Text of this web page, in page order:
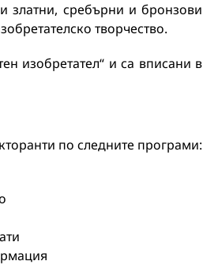
златни, сребърни и бронзови
творчество.
изобретател“ и са вписани в
по следните програми: